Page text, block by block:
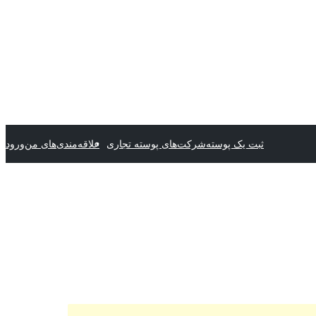
ثبت یک پوستهشرکت‌های پوسته تجاری علاقه‌مندی‌های منورود